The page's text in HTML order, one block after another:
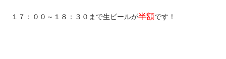
１７：００～１８：３０まで生ビールが半額です！